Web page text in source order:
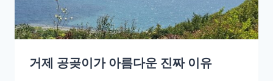
거제 공곶이가 아름다운 진짜 이유